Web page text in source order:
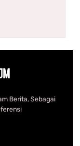
Berita, Sebagai